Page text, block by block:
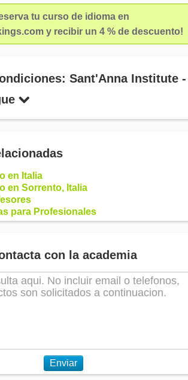
tu curso de idioma en
y recibir un 4 % de descuento!
Sant'Anna Institute -
en Italia
en Sorrento, Italia
para Profesionales
con la academia
Enviar